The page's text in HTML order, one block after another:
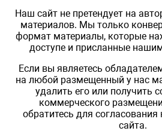
Наш сайт не претендует на
материалов. Мы только
формат материалы, которые
доступе и присланные
Если вы являетесь
на любой размещенный у нас
удалить его или получить
коммерческого
обратитесь для
сайта.